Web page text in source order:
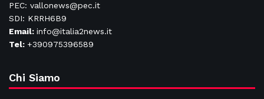
PEC: vallonews@pec.it
SDI: KRRH6B9
Email: info@italia2news.it
Tel: +390975396589
Chi Siamo